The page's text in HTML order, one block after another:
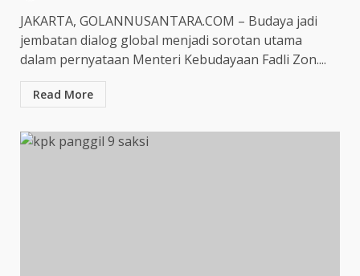
JAKARTA, GOLANNUSANTARA.COM – Budaya jadi
jembatan dialog global menjadi sorotan utama
dalam pernyataan Menteri Kebudayaan Fadli Zon....
Read More